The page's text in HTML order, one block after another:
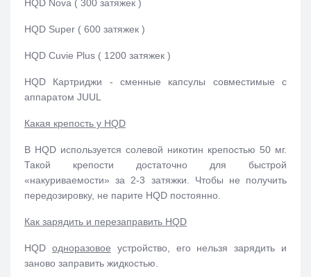
HQD Nova ( 300 затяжек )
HQD Super ( 600 затяжек )
HQD Cuvie Plus ( 1200 затяжек )
HQD Картриджи - сменные капсулы совместимые с
аппаратом JUUL
Какая крепость у HQD
В HQD используется солевой никотин крепостью 50 мг.
Такой крепости достаточно для быстрой
«накуриваемости» за 2-3 затяжки. Чтобы не получить
передозировку, не парите HQD постоянно.
Как зарядить и перезаправить HQD
HQD одноразовое устройство, его нельзя зарядить и
заново заправить жидкостью.